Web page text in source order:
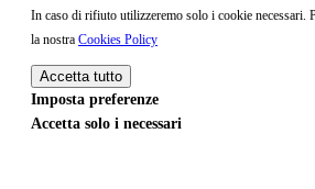
In caso di rifiuto utilizzeremo solo i cookie necessari.
la nostra Cookies Policy
Accetta tutto
Imposta preferenze
Accetta solo i necessari